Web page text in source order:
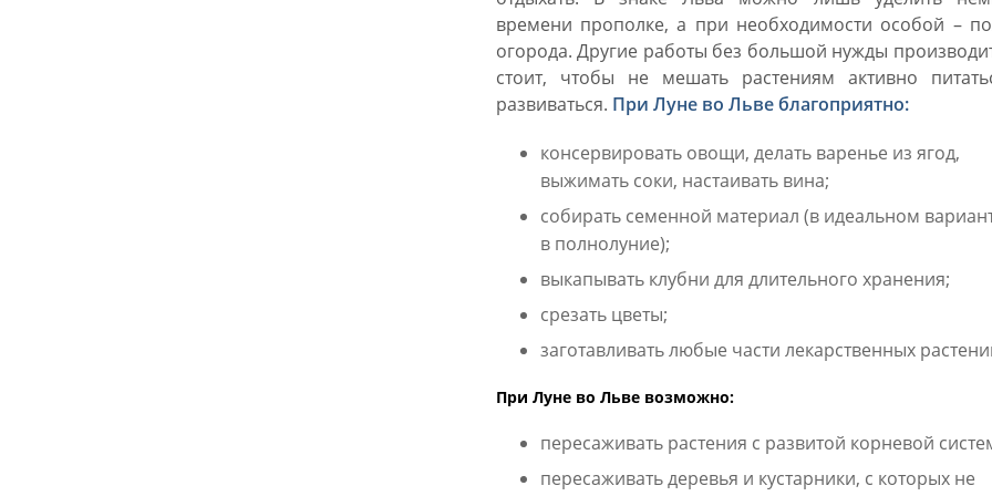
времени прополке, а при необходимости особой –
огорода. Другие работы без большой нужды
стоит, чтобы не мешать растениям активно
развиваться. При Луне во Льве благоприятно:
консервировать овощи, делать варенье из ягод,
выжимать соки, настаивать вина;
собирать семенной материал (в идеальном
в полнолуние);
выкапывать клубни для длительного хранения;
срезать цветы;
заготавливать любые части лекарственных
При Луне во Льве возможно:
пересаживать растения с развитой корневой
пересаживать деревья и кустарники, с которых не